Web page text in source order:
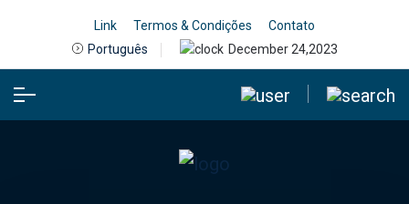
Link Termos & Condições
Contato
Português
December 24,2023